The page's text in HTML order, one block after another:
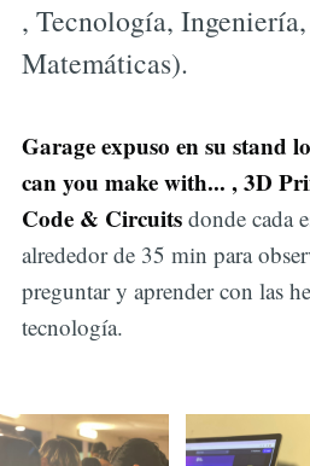
, Tecnología,
Matemáticas).
Garage expuso en su stand
can you make with... , 3D
Code & Circuitsdonde cada
alrededor de 35 min para
preguntar y aprender con las
tecnología.